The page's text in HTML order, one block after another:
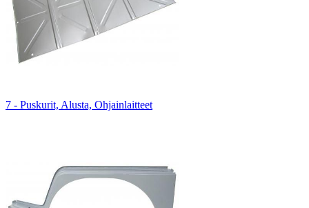
7 - Puskurit, Alusta, Ohjainlaitteet